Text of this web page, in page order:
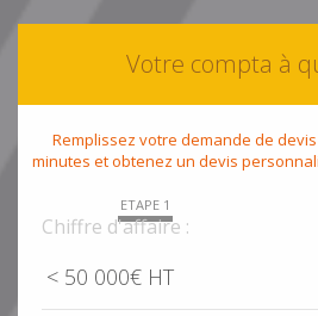
Votre compta à
Remplissez votre demande de
minutes et obtenez un devis
ETAPE 1
Chiffre d'affaire :